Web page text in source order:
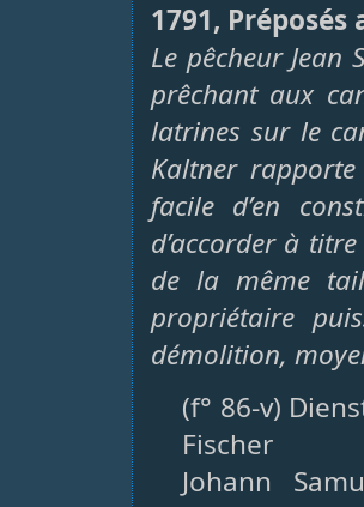
1791,
Le pêcheur
prêchant aux
latrines sur le
Kaltner
facile d’en
d’accorder à
de la même
propriétaire
démolition,
(f° 86-v)
Fischer
Johann